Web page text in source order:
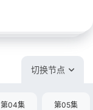
切换节点
第04集 第05集